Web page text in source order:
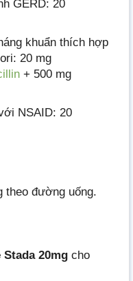
GERD: 20
khuẩn thích hợp
20 mg
+ 500 mg
NSAID: 20
theo đường uống.
20mg cho